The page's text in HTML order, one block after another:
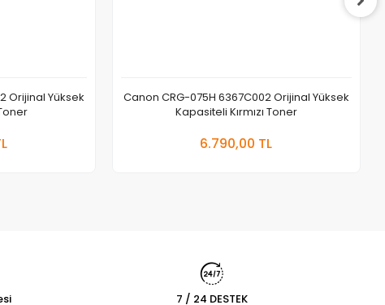
Orijinal Yüksek
Canon CRG-075H 6367C002 Orijinal Yüksek
Kapasiteli Kırmızı Toner
6.790,00 TL
7 / 24 DESTEK